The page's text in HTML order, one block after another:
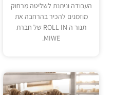
העבודה וניתנת לשליטה מרחוק
מוזמנים להכיר בהרחבה את
תנור ה ROLL IN של חברת
MIWE.